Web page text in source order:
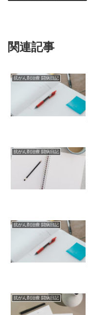
関連記事
抗がん剤治療 闘病日記
抗がん剤治療 闘病日記
抗がん剤治療 闘病日記
抗がん剤治療 闘病日記